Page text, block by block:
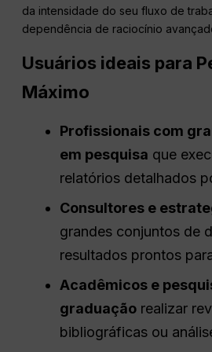
da intensidade do seu fluxo de
dependência de raciocínio
Usuários ideais para
Máximo
Profissionais com
em pesquisa que
relatórios detalhados
Consultores e
grandes conjuntos de
resultados prontos
Acadêmicos e
graduação realizar
bibliográficas ou